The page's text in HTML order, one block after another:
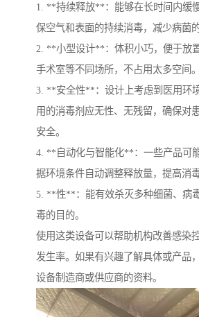
1. **持续释放**：能够在长时间内缓
保空气和表面的持续消毒，减少病菌
2. **小型设计**：体积小巧，便于放
手术室等不同场所，不占用太多空间。
3. **安全性**：设计上考虑到医用环
用的消毒剂应无性、无残留，确保对
安全。
4. **自动化与智能化**：一些产品可
据环境条件自动调整释放量，提高消毒
5. **性**：能有效杀灭多种细菌、病
毒的目的。
使用这类设备可以帮助机构改善感染
发生率。如果有兴趣了解具体或产品
设备制造商或供应商的资料。